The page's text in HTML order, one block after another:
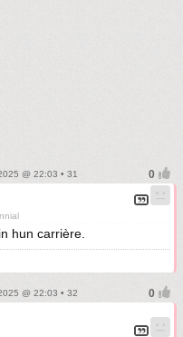
@ 22:03 • 31
hun carrière.
@ 22:03 • 32